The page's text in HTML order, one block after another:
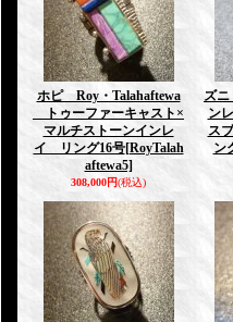
ホピ Roy・Talahaftewa
トゥーファーキャスト×
マルチストーンインレ
イ リング16号[RoyTalah
aftewa5]
308,000円(税込)
ズ
ン
ス
ン